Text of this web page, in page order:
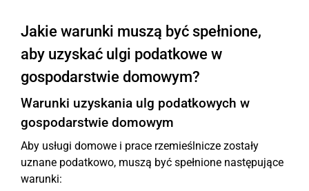
Jakie warunki muszą być spełnione,
aby uzyskać ulgi podatkowe w
gospodarstwie domowym?
Warunki uzyskania ulg podatkowych w
gospodarstwie domowym
Aby usługi domowe i prace rzemieślnicze zostały
uznane podatkowo, muszą być spełnione następujące
warunki: